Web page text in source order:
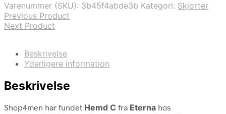
Varenummer (SKU): 3b45f4abde3b Kategori: Skjorter
Previous Product
Next Product
Beskrivelse
Yderligere information
Beskrivelse
Shop4men har fundet Hemd C fra Eterna hos